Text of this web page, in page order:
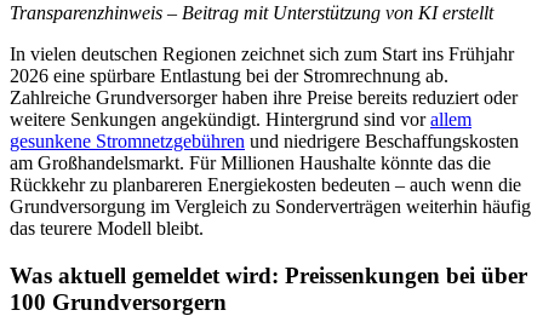
Transparenzhinweis – Beitrag mit Unterstützung von KI erstellt
In vielen deutschen Regionen zeichnet sich zum Start ins Frühjahr
2026 eine spürbare Entlastung bei der Stromrechnung ab.
Zahlreiche Grundversorger haben ihre Preise bereits reduziert oder
weitere Senkungen angekündigt. Hintergrund sind vorallem
gesunkene Stromnetzgebühren und niedrigere Beschaffungskosten
am Großhandelsmarkt. Für Millionen Haushalte könnte das die
Rückkehr zu planbareren Energiekosten bedeuten – auch wenn die
Grundversorgung im Vergleich zu Sonderverträgen weiterhin häufig
das teurere Modell bleibt.
Was aktuell gemeldet wird: Preissenkungen bei über
100 Grundversorgern